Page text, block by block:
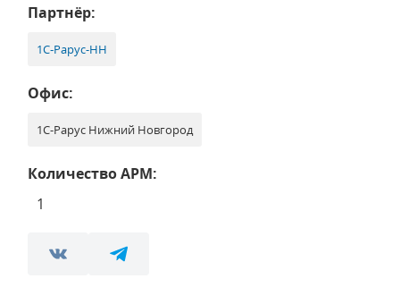
Партнёр:
1С‑Рарус-НН
Офис:
1С-Рарус Нижний Новгород
Количество АРМ:
1